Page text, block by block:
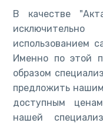
В качестве
использованием
Именно по этой
образом
предложить
доступным
нашей